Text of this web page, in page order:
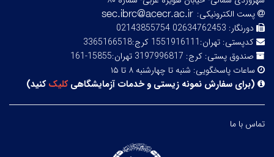
پست الکترونیکی:
دورنگار: 02634762453 02143855754
کدپستی: تهران:1551916111 کرج:3365166518
صندوق پستی: کرج: 3197996817 تهران:15855-161
ساعات پاسخگویی: شنبه تا چهارشنبه ۸ تا ۱۵
(برای سفارش نمونه زیستی و خدمات آزمایشگاهیکلیککنید)
تماس با ما